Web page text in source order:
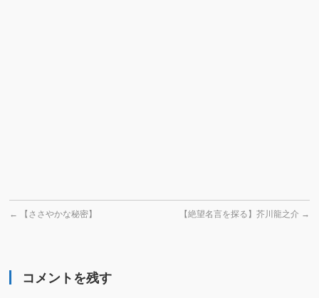
← 【ささやかな秘密】 【絶望名言を探る】芥川龍之介 →
コメントを残す